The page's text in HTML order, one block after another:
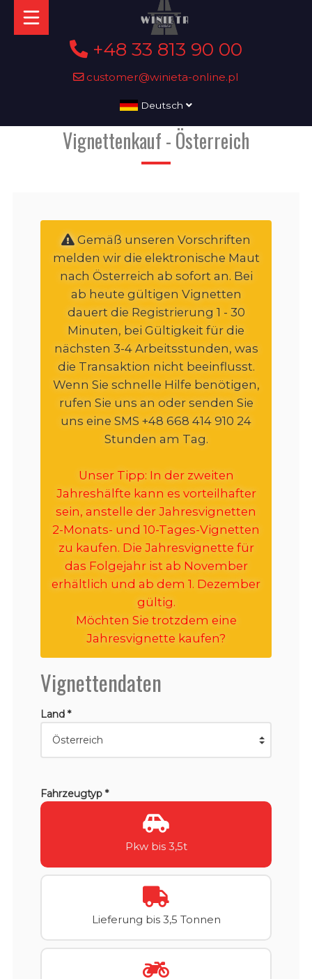
+48 33 813 90 00
customer@winieta-online.pl
Deutsch
Vignettenkauf - Österreich
Gemäß unseren Vorschriften
melden wir die elektronische Maut
nach Österreich ab sofort an. Bei
ab heute gültigen Vignetten
dauert die Registrierung 1 - 30
Minuten, bei Gültigkeit für die
nächsten 3-4 Arbeitsstunden, was
die Transaktion nicht beeinflusst.
Wenn Sie schnelle Hilfe benötigen,
rufen Sie uns an oder senden Sie
uns eine SMS +48 668 414 910 24
Stunden am Tag.
Unser Tipp: In der zweiten
Jahreshälfte kann es vorteilhafter
sein, anstelle der Jahresvignetten
2-Monats- und 10-Tages-Vignetten
zu kaufen. Die Jahresvignette für
das Folgejahr ist ab November
erhältlich und ab dem 1. Dezember
gültig.
Möchten Sie trotzdem eine
Jahresvignette kaufen?
Vignettendaten
Land *
Fahrzeugtyp *
Pkw bis 3,5t
Lieferung bis 3,5 Tonnen